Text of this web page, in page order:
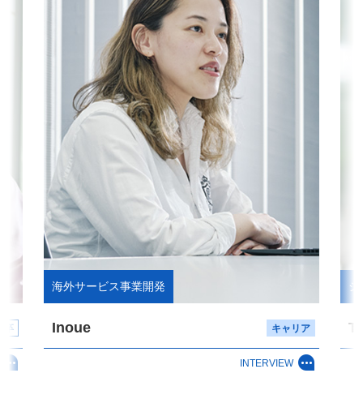
海外サービス事業開発
Inoue キャリア
INTERVIEW